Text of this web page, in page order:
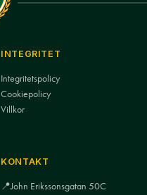
INTEGRITET
Integritetspolicy
Cookiepolicy
Villkor
KONTAKT
📍John Erikssonsgatan 50C